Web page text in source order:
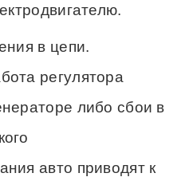
в цепи.
регулятора
либо сбои в
авто приводят к